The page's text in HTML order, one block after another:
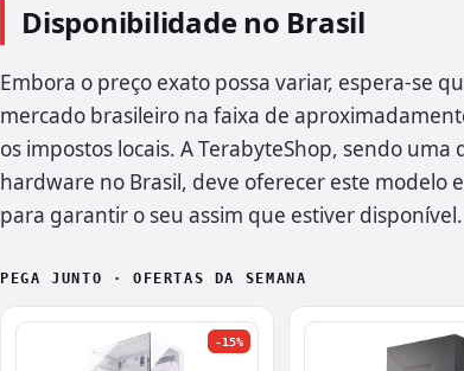
Disponibilidade no Brasil
Embora o preço exato possa variar, espera-se
mercado brasileiro na faixa de
os impostos locais. A TerabyteShop, sendo
hardware no Brasil, deve oferecer este modelo
para garantir o seu assim que estiver disponível.
PEGA JUNTO · OFERTAS DA SEMANA
-15%